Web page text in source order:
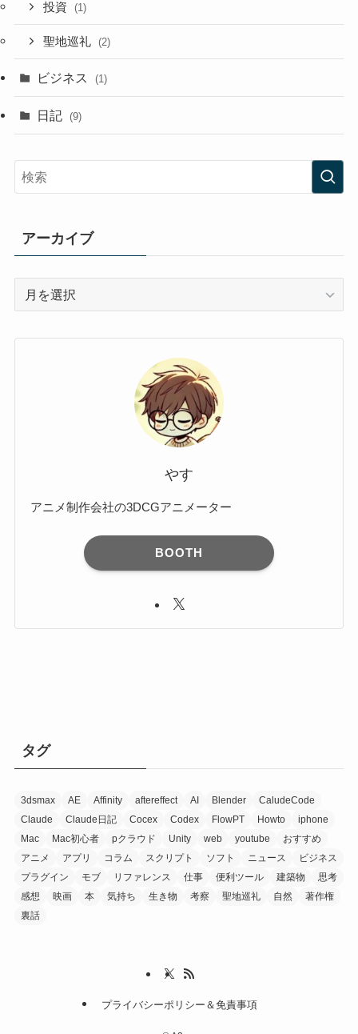
投資 (1)
聖地巡礼 (2)
ビジネス (1)
日記 (9)
アーカイブ
やす
アニメ制作会社の3DCGアニメーター
BOOTH
タグ
3dsmax AE Affinity aftereffect AI Blender
CaludeCode
Claude
Claude日記 Cocex Codex FlowPT Howto
iphone
Mac
Mac初心者 pクラウド Unity web youtube
おすすめ
アニメ
アプリ コラム スクリプト ソフト ニュース
ビジネス
プラグイン
モブ リファレンス 仕事 便利ツール 建築物
思考
感想
映画 本 気持ち 生き物 考察 聖地巡礼 自然
著作権
裏話
プライバシーポリシー＆免責事項